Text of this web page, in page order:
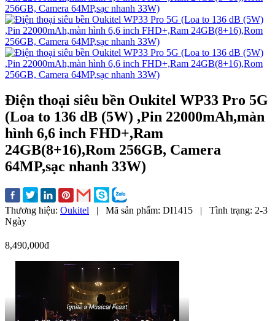
Điện thoại siêu bền Oukitel WP33 Pro 5G
(Loa to 136 dB (5W) ,Pin 22000mAh,màn
hình 6,6 inch FHD+,Ram
24GB(8+16),Rom 256GB, Camera
64MP,sạc nhanh 33W)
Thương hiệu: Oukitel | Mã sản phẩm: DI1415 | Tình trạng: 2-3
Ngày
8,490,000đ